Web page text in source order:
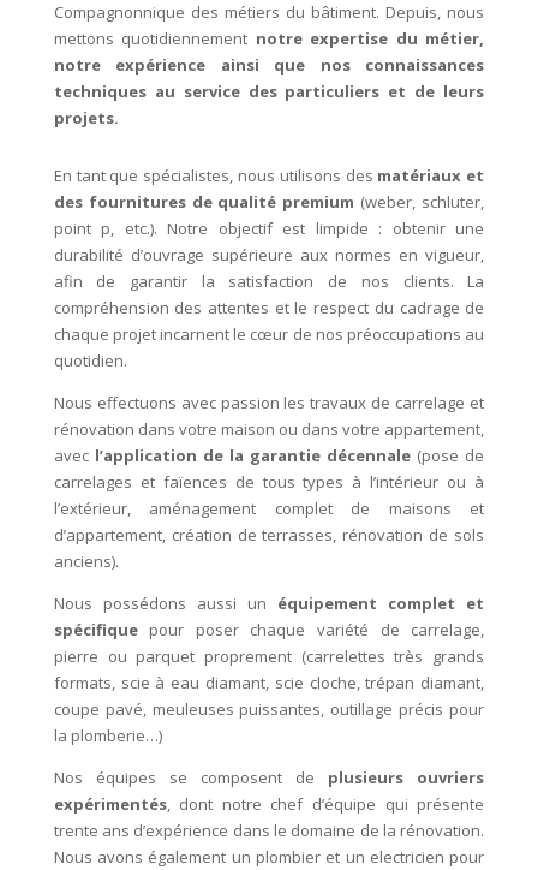
Compagnonnique des métiers du bâtiment. Depuis, nous
mettons quotidiennement notre expertise du métier,
notre expérience ainsi que nos connaissances
techniques au service des particuliers et de leurs
projets.
En tant que spécialistes, nous utilisons des matériaux et
des fournitures de qualité premium (weber, schluter,
point p, etc.). Notre objectif est limpide : obtenir une
durabilité d’ouvrage supérieure aux normes en vigueur,
afin de garantir la satisfaction de nos clients. La
compréhension des attentes et le respect du cadrage de
chaque projet incarnent le cœur de nos préoccupations au
quotidien.
Nous effectuons avec passion les travaux de carrelage et
rénovation dans votre maison ou dans votre appartement,
avec l’application de la garantie décennale (pose de
carrelages et faïences de tous types à l’intérieur ou à
l’extérieur, aménagement complet de maisons et
d’appartement, création de terrasses, rénovation de sols
anciens).
Nous possédons aussi un équipement complet et
spécifiquepour poser chaque variété de carrelage,
pierre ou parquet proprement (carrelettes très grands
formats, scie à eau diamant, scie cloche, trépan diamant,
coupe pavé, meuleuses puissantes, outillage précis pour
la plomberie…)
Nos équipes se composent de plusieurs ouvriers
expérimentés, dont notre chef d’équipe qui présente
trente ans d’expérience dans le domaine de la rénovation.
Nous avons également un plombier et un electricien pour